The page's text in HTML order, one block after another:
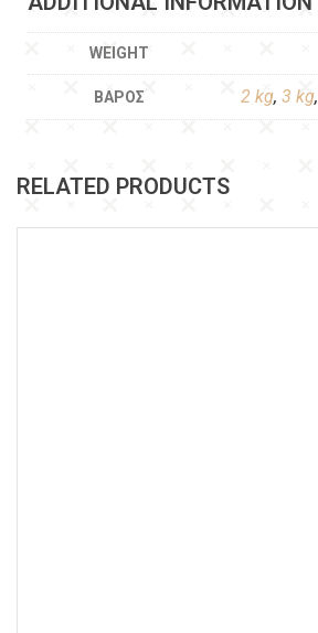
WEIGHT
ΒΆΡΟΣ 2 kg, 3 kg,
RELATED PRODUCTS